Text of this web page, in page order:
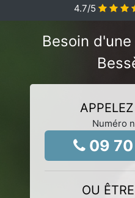
4.7/5
Besoin
Numéro
09 70
OU